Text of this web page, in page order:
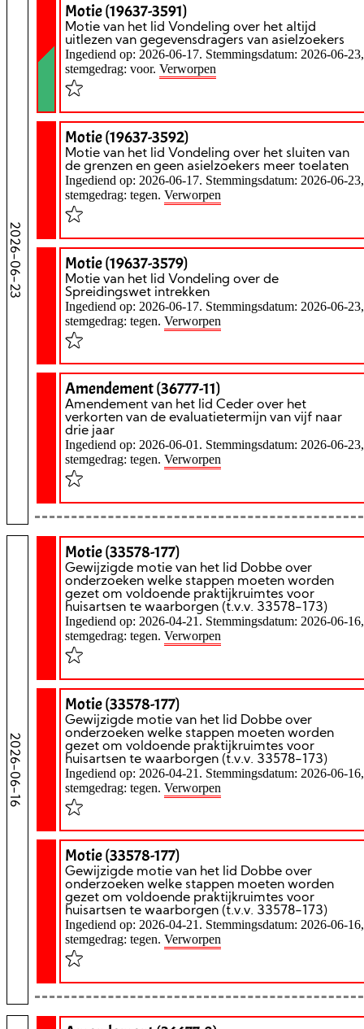
2026-06-23
Motie (19637-3591)
Motie van het lid Vondeling over het altijd
uitlezen van gegevensdragers van asielzoekers
Ingediend op: 2026-06-17. Stemmingsdatum: 2026-06-23,
stemgedrag: voor. Verworpen
Motie (19637-3592)
Motie van het lid Vondeling over het sluiten van
de grenzen en geen asielzoekers meer toelaten
Ingediend op: 2026-06-17. Stemmingsdatum: 2026-06-23,
stemgedrag: tegen. Verworpen
Motie (19637-3579)
Motie van het lid Vondeling over de
Spreidingswet intrekken
Ingediend op: 2026-06-17. Stemmingsdatum: 2026-06-23,
stemgedrag: tegen. Verworpen
Amendement (36777-11)
Amendement van het lid Ceder over het
verkorten van de evaluatietermijn van vijf naar
drie jaar
Ingediend op: 2026-06-01. Stemmingsdatum: 2026-06-23,
stemgedrag: tegen. Verworpen
2026-06-16
Motie (33578-177)
Gewijzigde motie van het lid Dobbe over
onderzoeken welke stappen moeten worden
gezet om voldoende praktijkruimtes voor
huisartsen te waarborgen (t.v.v. 33578-173)
Ingediend op: 2026-04-21. Stemmingsdatum: 2026-06-16,
stemgedrag: tegen. Verworpen
Motie (33578-177)
Gewijzigde motie van het lid Dobbe over
onderzoeken welke stappen moeten worden
gezet om voldoende praktijkruimtes voor
huisartsen te waarborgen (t.v.v. 33578-173)
Ingediend op: 2026-04-21. Stemmingsdatum: 2026-06-16,
stemgedrag: tegen. Verworpen
Motie (33578-177)
Gewijzigde motie van het lid Dobbe over
onderzoeken welke stappen moeten worden
gezet om voldoende praktijkruimtes voor
huisartsen te waarborgen (t.v.v. 33578-173)
Ingediend op: 2026-04-21. Stemmingsdatum: 2026-06-16,
stemgedrag: tegen. Verworpen